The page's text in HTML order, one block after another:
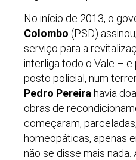
No início de 2013, o
Colombo (PSD)
serviço para a
interliga todo o Vale –
posto policial, num
Pedro Pereira havia
obras de
começaram,
homeopáticas, apenas
não se disse mais nada.